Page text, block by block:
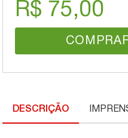
R$ 75,00
DESCRIÇÃO